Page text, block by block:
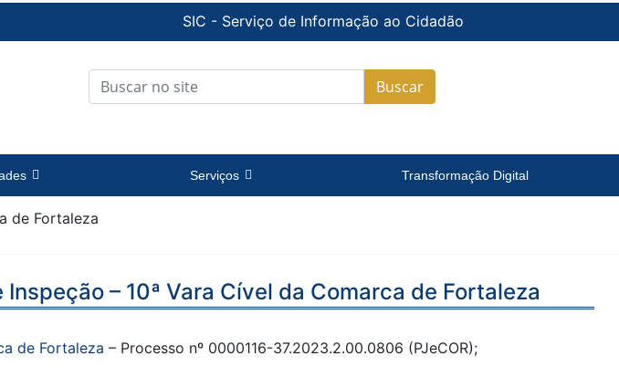
SIC - Serviço de Informação ao Cidadão
Buscar
Serviços Transformação Digital
de Fortaleza
Inspeção – 10ª Vara Cível da Comarca de Fortaleza
de Fortaleza – Processo nº 0000116-37.2023.2.00.0806 (PJeCOR);